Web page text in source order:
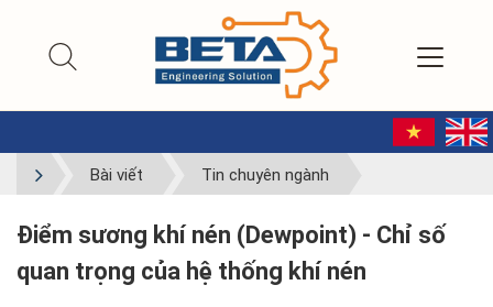
Bài viết Tin chuyên ngành
Điểm sương khí nén (Dewpoint) - Chỉ số
quan trọng của hệ thống khí nén